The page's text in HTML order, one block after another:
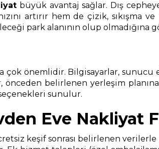
büyük avantaj sağlar. Dış
artırır hem de çizik, sıkışma
park alanının olup olmadığına
çok önemlidir. Bilgisayarlar,
belirlenen yerleşim
sunulur.
Eve Nakliyat
keşif sonrası belirlenen verilerle